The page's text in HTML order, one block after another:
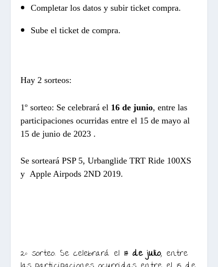
Completar los datos y subir ticket compra.
Sube el ticket de compra.
Hay 2 sorteos:
1º sorteo: Se celebrará el 16 de junio, entre las
participaciones ocurridas entre el 15 de mayo al
15 de junio de 2023 .
Se sorteará PSP 5, Urbanglide TRT Ride 100XS
y Apple Airpods 2ND 2019.
2º sorteo: Se celebrará el17 de julio, entre